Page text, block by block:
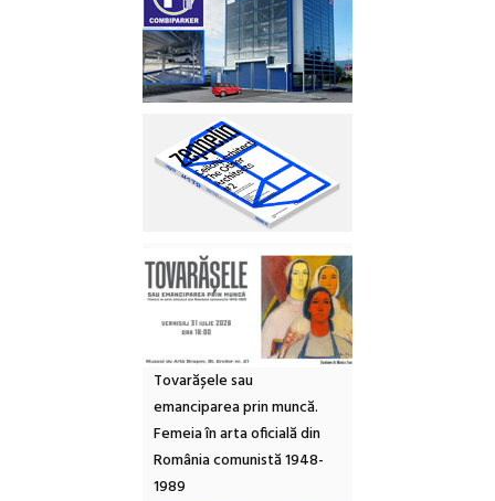
Tovarășele sau
emanciparea prin muncă.
Femeia în arta oficială din
România comunistă 1948-
1989